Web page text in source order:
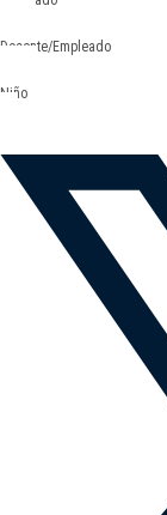
Docente/Empleado
Niño